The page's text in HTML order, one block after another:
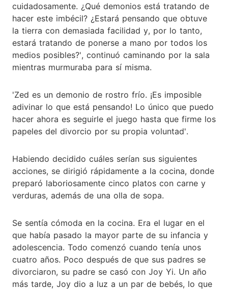
cuidadosamente. ¿Qué demonios está tratando de
hacer este imbécil? ¿Estará pensando que obtuve
la tierra con demasiada facilidad y, por lo tanto,
estará tratando de ponerse a mano por todos los
medios posibles?', continuó caminando por la sala
mientras murmuraba para sí misma.
'Zed es un demonio de rostro frío. ¡Es imposible
adivinar lo que está pensando! Lo único que puedo
hacer ahora es seguirle el juego hasta que firme los
papeles del divorcio por su propia voluntad'.
Habiendo decidido cuáles serían sus siguientes
acciones, se dirigió rápidamente a la cocina, donde
preparó laboriosamente cinco platos con carne y
verduras, además de una olla de sopa.
Se sentía cómoda en la cocina. Era el lugar en el
que había pasado la mayor parte de su infancia y
adolescencia. Todo comenzó cuando tenía unos
cuatro años. Poco después de que sus padres se
divorciaron, su padre se casó con Joy Yi. Un año
más tarde, Joy dio a luz a un par de bebés, lo que